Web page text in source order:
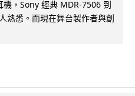
，Sony 經典 MDR-7506 到
熟悉。而現在舞台製作者與創